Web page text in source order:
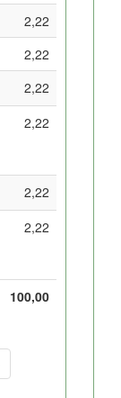
2,22
2,22
2,22
2,22
2,22
2,22
100,00